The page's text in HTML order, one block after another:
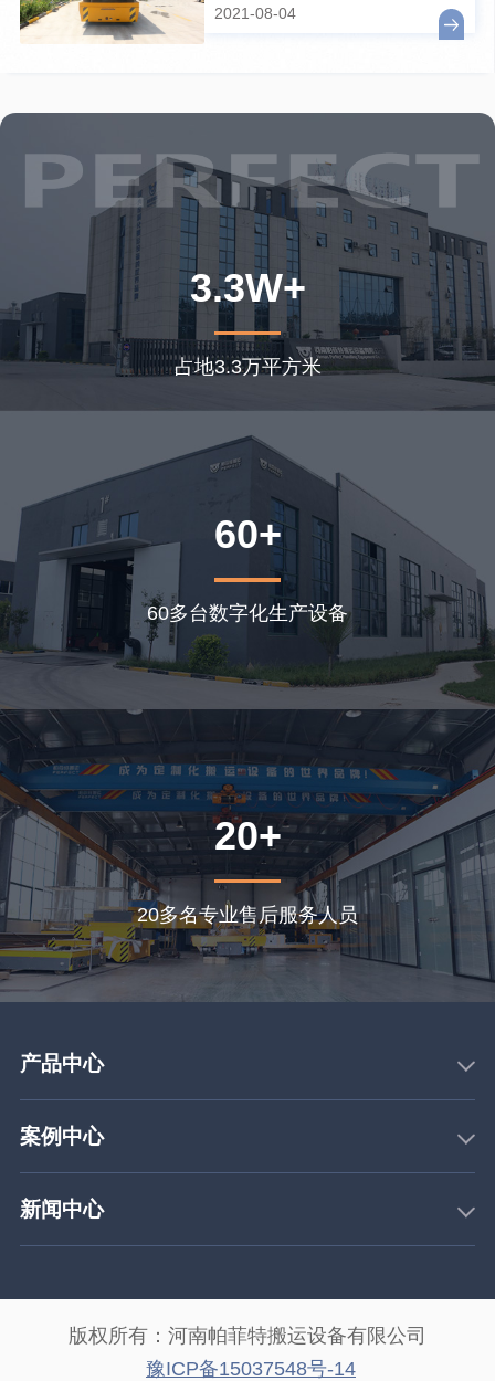
2021-08-04
3.3W+
占地3.3万平方米
60+
60多台数字化生产设备
20+
20多名专业售后服务人员
产品中心
案例中心
新闻中心
版权所有：河南帕菲特搬运设备有限公司
豫ICP备15037548号-14